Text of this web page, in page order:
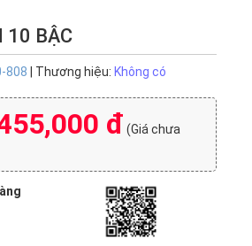
10 BẬC
808 | Thương hiệu:Không có
đ (Giá chưa